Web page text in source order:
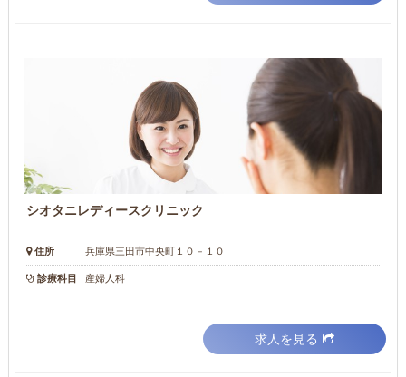
シオタニレディースクリニック
住所 兵庫県三田市中央町１０－１０
診療科目 産婦人科
求人を見る